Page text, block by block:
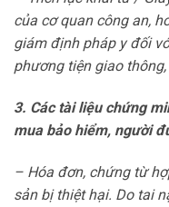
của cơ quan công an,
giám định pháp y đối
phương tiện giao
3. Các tài liệu chứng
mua bảo hiểm, người
– Hóa đơn, chứng từ
sản bị thiệt hại. Do tai